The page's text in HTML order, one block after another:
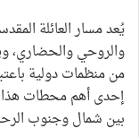
يُعد مسار العائلة
والروحي والحضاري،
من منظمات دولية
إحدى أهم محطات هذا
بين شمال وجنوب